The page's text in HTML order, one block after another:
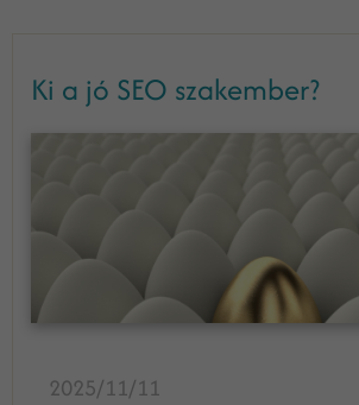
Ki a jó SEO szakember?
2025/11/11